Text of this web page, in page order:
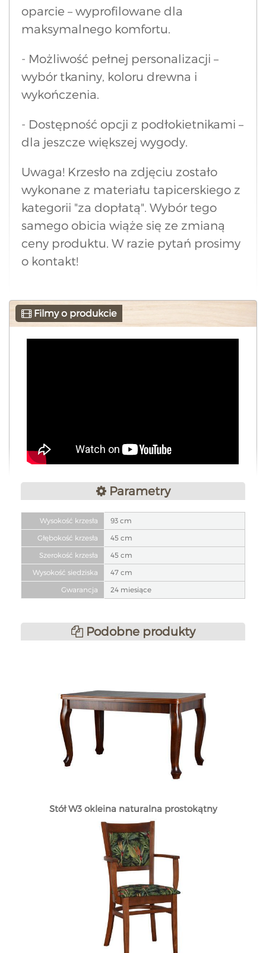
oparcie – wyprofilowane dla
maksymalnego komfortu.
- Możliwość pełnej personalizacji –
wybór tkaniny, koloru drewna i
wykończenia.
- Dostępność opcji z podłokietnikami –
dla jeszcze większej wygody.
Uwaga! Krzesło na zdjęciu zostało
wykonane z materiału tapicerskiego z
kategorii "za dopłatą". Wybór tego
samego obicia wiąże się ze zmianą
ceny produktu. W razie pytań prosimy
o kontakt!
Filmy o produkcie
Parametry
Wysokość krzesła
93 cm
Głębokość krzesła
45 cm
Szerokość krzesła
45 cm
Wysokość siedziska
47 cm
Gwarancja
24 miesiące
Podobne produkty
Stół W3 okleina naturalna prostokątny